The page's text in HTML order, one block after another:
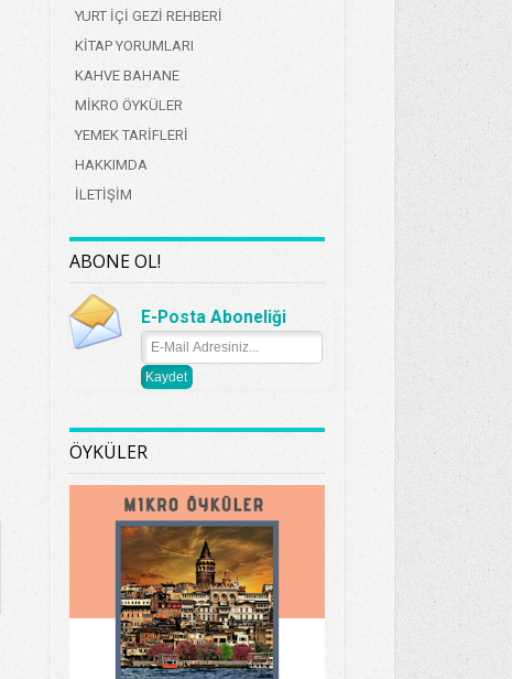
YURT İÇİ GEZİ REHBERİ
KİTAP YORUMLARI
KAHVE BAHANE
MİKRO ÖYKÜLER
YEMEK TARİFLERİ
HAKKIMDA
İLETİŞİM
ABONE OL!
E-Posta Aboneliği
ÖYKÜLER